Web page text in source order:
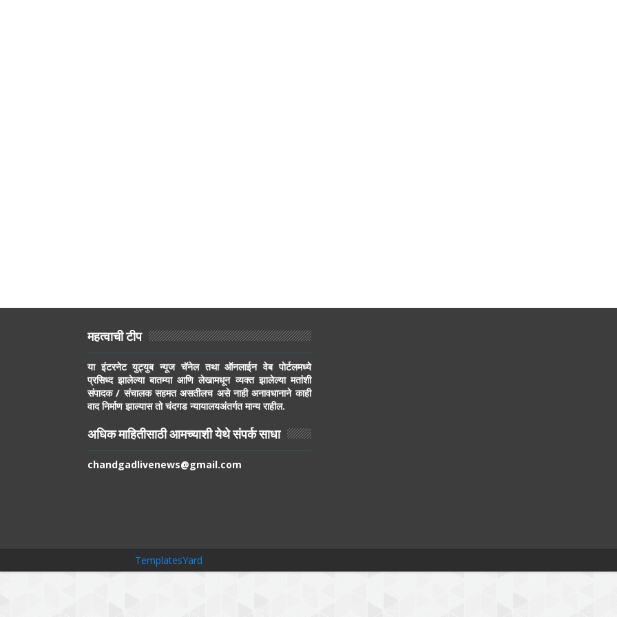
महत्वाची टीप
या इंटरनेट युट्युब न्यूज चॅनेल तथा ऑनलाईन वेब पोर्टलमध्ये
प्रसिध्द झालेल्या बातम्या आणि लेखामधून व्यक्त झालेल्या मतांशी
संपादक / संचालक सहमत असतीलच असे नाही अनावधानाने काही
वाद निर्माण झाल्यास तो चंदगड न्यायालयअंतर्गत मान्य राहील.
अधिक माहितीसाठी आमच्याशी येथे संपर्क साधा
chandgadlivenews@gmail.com